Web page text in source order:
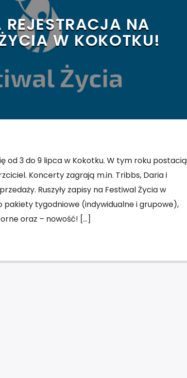
REJESTRACJA NA
W KOKOTKU!
od 3 do 9 lipca w Kokotku. W tym roku postacią
Koncerty zagrają m.in. Tribbs, Daria i
Ruszyły zapisy na Festiwal Życia w
pakiety tygodniowe (indywidualne i grupowe),
oraz – nowość! […]